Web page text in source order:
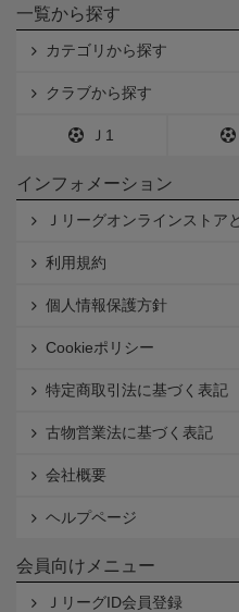
一覧から探す
カテゴリから探す
クラブから探す
Ｊ1
インフォメーション
Ｊリーグオンラインストア
利用規約
個人情報保護方針
Cookieポリシー
特定商取引法に基づく表記
古物営業法に基づく表記
会社概要
ヘルプページ
会員向けメニュー
ＪリーグID会員登録